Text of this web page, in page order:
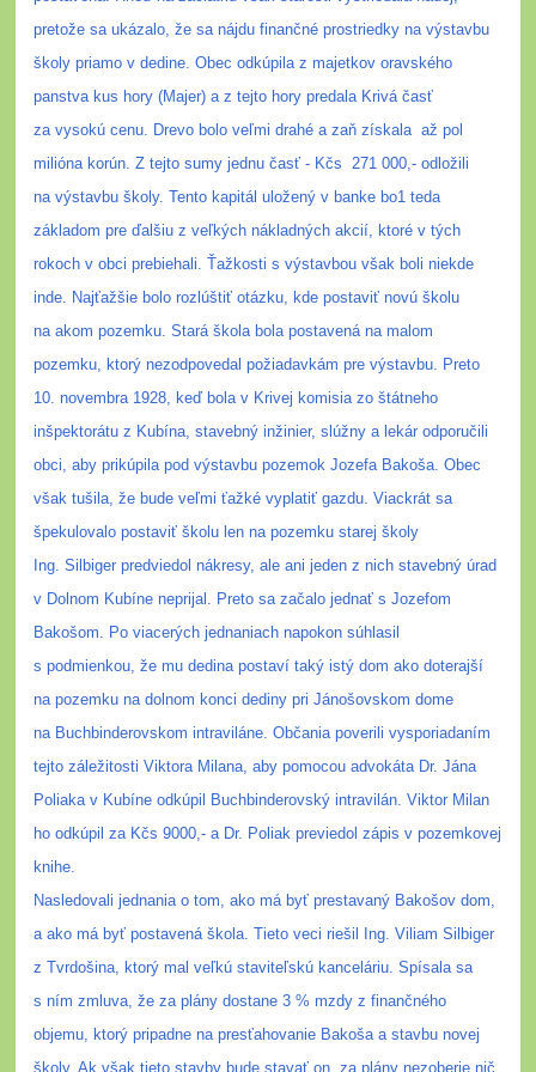
pretože sa ukázalo, že sa nájdu finančné prostriedky na výstavbu
školy priamo v dedine. Obec odkúpila z majetkov oravského
panstva kus hory (Majer) a z tejto hory predala Krivá časť
za vysokú cenu. Drevo bolo veľmi drahé a zaň získala až pol
milióna korún. Z tejto sumy jednu časť - Kčs
271 000,- odložili
na výstavbu školy. Tento kapitál uložený v banke bo1 teda
základom pre ďalšiu z veľkých nákladných akcií, ktoré v tých
rokoch v obci prebiehali.Ťažkosti s výstavbou však boli niekde
inde. Najťažšie bolo rozlúštiť otázku, kde postaviť novú školu
na akom pozemku. Stará škola bola postavená na malom
pozemku, ktorý nezodpovedal požiadavkám pre výstavbu. Preto
10. novembra 1928, keď bola v Krivej komisia zo štátneho
inšpektorátu z Kubína, stavebný inžinier, slúžny a lekár odporučili
obci, aby prikúpila pod výstavbu pozemok Jozefa Bakoša. Obec
však tušila, že bude veľmi ťažké vyplatiť gazdu. Viackrát sa
špekulovalo postaviť školu len na pozemku starej školy
Ing. Silbiger predviedol nákresy, ale ani jeden z nich stavebný úrad
v Dolnom Kubíne neprijal. Preto sa začalo jednať s Jozefom
Bakošom. Po viacerých jednaniach napokon súhlasil
s podmienkou, že mu dedina postaví taký istý dom ako doterajší
na pozemku na dolnom konci dediny pri Jánošovskom dome
na Buchbinderovskom intraviláne. Občania poverili vysporiadaním
tejto záležitosti Viktora Milana, aby pomocou advokáta Dr. Jána
Poliaka v Kubíne odkúpil Buchbinderovský intravilán. Viktor Milan
ho odkúpil za Kčs 9000,- a Dr. Poliak previedol zápis v pozemkovej
knihe.
Nasledovali jednania o tom, ako má byť prestavaný Bakošov dom,
a ako má byť postavená škola. Tieto veci riešil Ing. Viliam Silbiger
z Tvrdošina, ktorý mal veľkú staviteľskú kanceláriu. Spísala sa
s ním zmluva, že za plány dostane 3 % mzdy z finančného
objemu, ktorý pripadne na presťahovanie Bakoša a stavbu novej
školy. Ak však tieto stavby bude stavať on, za plány nezoberie nič.